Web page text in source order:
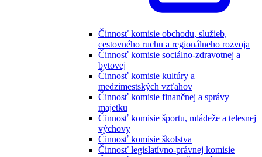
Činnosť komisie obchodu, služieb,
cestovného ruchu a regionálneho rozvoja
Činnosť komisie sociálno-zdravotnej a
bytovej
Činnosť komisie kultúry a
medzimestských vzťahov
Činnosť komisie finančnej a správy
majetku
Činnosť komisie športu, mládeže a telesnej
výchovy
Činnosť komisie školstva
Činnosť legislatívno-právnej komisie